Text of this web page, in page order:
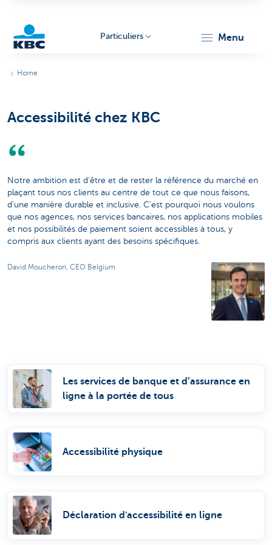
Particuliers menu
Home
Accessibilité chez KBC
Notre ambition est d'être et de rester la référence du marché en
plaçant tous nos clients au centre de tout ce que nous faisons,
d'une manière durable et inclusive. C'est pourquoi nous voulons
que nos agences, nos services bancaires, nos applications mobiles
et nos possibilités de paiement soient accessibles à tous, y
compris aux clients ayant des besoins spécifiques.
David Moucheron, CEO Belgium
Les services de banque et d’assurance en
ligne à la portée de tous
Accessibilité physique
Déclaration d'accessibilité en ligne